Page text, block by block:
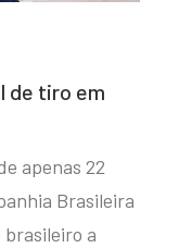
de tiro em
apenas 22
Brasileira
brasileiro a